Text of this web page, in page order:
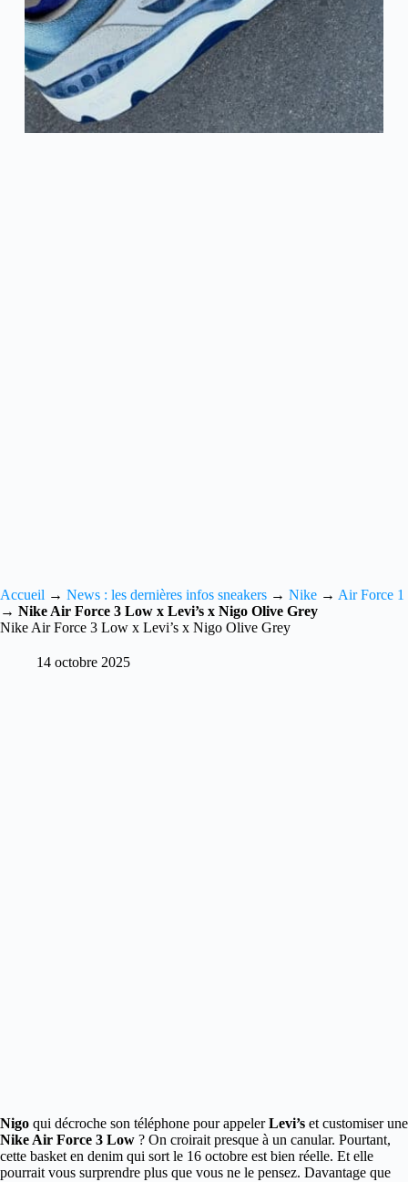
Accueil → News : les dernières infos sneakers → Nike → Air Force 1
→ Nike Air Force 3 Low x Levi’s x Nigo Olive Grey
Nike Air Force 3 Low x Levi’s x Nigo Olive Grey
14 octobre 2025
Nigo qui décroche son téléphone pour appelerLevi’s et customiser une
Nike Air Force 3 Low ? On croirait presque à un canular. Pourtant,
cette basket en denim qui sort le 16 octobre est bien réelle. Et elle
pourrait vous surprendre plus que vous ne le pensez. Davantage que